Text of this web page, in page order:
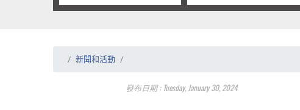
新聞和活動
發布日期 : Tuesday, January 30, 2024